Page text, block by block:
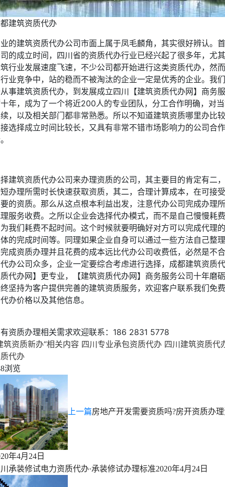
建筑资质代办
的建筑资质代办公司市面上属于凤毛麟角，其实很好辨认。
的成立时间，四川省的资质代办行业已经兴起了很多年，尤
行业发展速度飞速，不少公司都开始进行这类资质代办，然
业竞争中，站的稳而不被淘汰的企业一定是优秀的企业。我
事建筑资质代办，到发展成立四川【建筑资质代办网】商务
年，成为了一个将近200人的专业团队，分工合作明确，对
，以及相关部门都非常熟悉。所以不知道建筑资质哪里办比
选择成立时间比较长，又具有非常不错市场影响力的公司合
建筑资质代办公司来办理资质的公司，其主要目的肯定有二
办理所需时长快速获取资质，其二，合理计算成本，在可接
的资质。那么从这点根本利益出发，注意代办公司完成办理
服务收费。之所以企业会选择代办模式，而不是自己慢慢耗
我们耗费不起时间。这个时候就要明确好对方可以完成代理
的完成时间等。同理如果企业自身可以通过一些方法自己整
成资质办理并且花费的成本远比代办公司收费低，必然是不
办公司众多，企业一定要综合考虑进行选择，成都建筑资质
代办网】更专业，【建筑资质代办网】商务服务公司十年磨
坚持为客户提供完善的建筑资质服务，欢迎客户联系我们免
办价格以及其他信息。
资质办理相关需求欢迎联系：186 2831 5778
筑资质新办“相关内容 四川专业承包资质代办 四川建筑资质代
代办
浏览
上一篇房地产开发需要资质吗?房开资质办
年4月24日
承装修试电力资质代办·承装修试办理标准2020年4月24日